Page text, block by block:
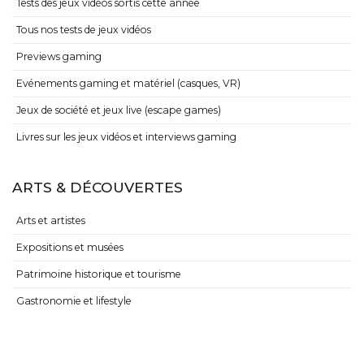
Tests des jeux vidéos sortis cette année
Tous nos tests de jeux vidéos
Previews gaming
Evénements gaming et matériel (casques, VR)
Jeux de société et jeux live (escape games)
Livres sur les jeux vidéos et interviews gaming
ARTS & DÉCOUVERTES
Arts et artistes
Expositions et musées
Patrimoine historique et tourisme
Gastronomie et lifestyle